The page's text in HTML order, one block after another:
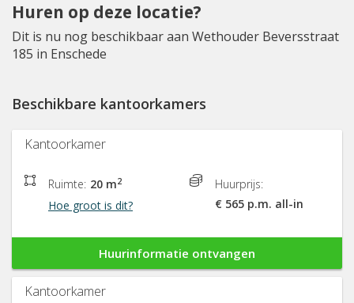
Huren op deze locatie?
Dit is nu nog beschikbaar aan Wethouder Beversstraat
185 in Enschede
Beschikbare kantoorkamers
Kantoorkamer
Ruimte: 20 m2
Hoe groot is dit?
Huurprijs:
€ 565 p.m. all-in
Huurinformatie ontvangen
Kantoorkamer